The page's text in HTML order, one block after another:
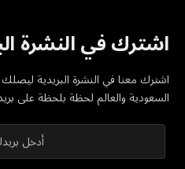
اشترك في النشرة
اشترك معنا في النشرة البريدية ليصلك
السعودية والعالم لحظة بلحظة على